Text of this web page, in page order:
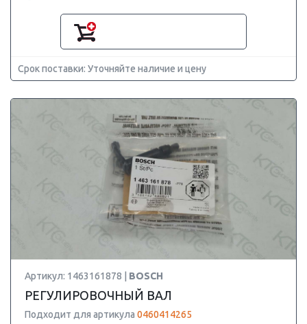
Срок поставки: Уточняйте наличие и цену
Артикул: 1463161878 | BOSCH
РЕГУЛИРОВОЧНЫЙ ВАЛ
Подходит для артикула 0460414265